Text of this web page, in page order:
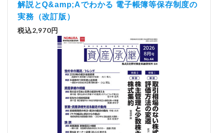
解説とQ&amp;Aでわかる 電子帳簿等保存制度の
実務（改訂版）
税込2,970円